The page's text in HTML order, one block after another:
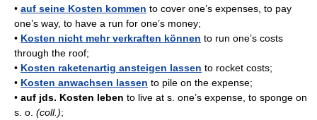
• auf seine Kosten kommen to cover one’s expenses, to pay
one’s way, to have a run for one’s money;
• Kosten nicht mehr verkraften können to run one’s costs
through the roof;
• Kosten raketenartig ansteigen lassen to rocket costs;
• Kosten anwachsen lassen to pile on the expense;
• auf jds. Kosten leben to live at s. one’s expense, to sponge on
s. o. (coll.);